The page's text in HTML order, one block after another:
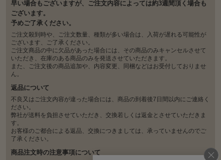
早い場合もございますが、ご注文内容によっては約3週間頂く場合も
ございます。
予めご了承ください。
ご注文殺到時や、ご注文数量、種類が多い場合は、入荷が遅れる可能性が
ございます、ご了承ください。
ご注文商品の中に欠品があった場合には、その商品のみキャンセルさせて
いただき、在庫のある商品のみを発送させていただきます。
また、ご注文後の商品追加や、内容変更、同梱などはお受付しておりませ
ん。
返品について
不良又はご注文内容が違った場合には、商品の到着後7日間以内にご連絡く
ださい。
弊社が送料を負担させていただき、交換若しくは返金とさせていただきま
す。
お客様のご都合による返品、交換につきましては、承っていませんのでご
了承ください。
商品注文時の注意事項について